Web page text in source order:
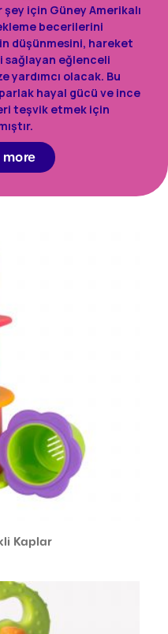
için Güney Amerikalı
becerilerini
düşünmesini, hareket
sağlayan eğlenceli
yardımcı olacak. Bu
hayal gücü ve ince
teşvik etmek için
Kaplar